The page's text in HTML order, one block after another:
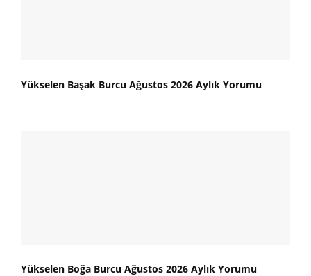
Yükselen Başak Burcu Ağustos 2026 Aylık Yorumu
Yükselen Boğa Burcu Ağustos 2026 Aylık Yorumu